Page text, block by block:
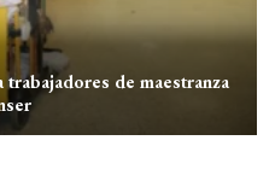
de maestranza